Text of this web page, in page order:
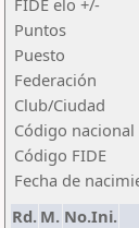
FIDE elo +/-
Puntos
Puesto
Federación
Club/Ciudad
Código nacional
Código FIDE
Fecha de
Rd. M. No.Ini.